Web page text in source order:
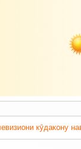
кӯдакону